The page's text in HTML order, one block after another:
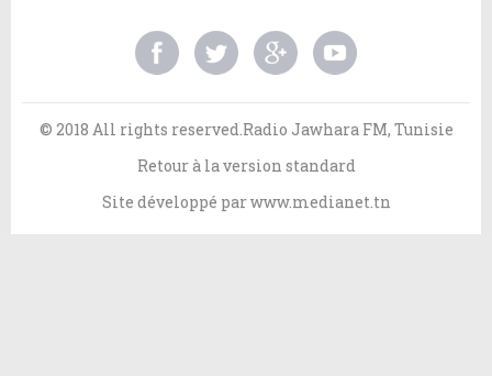
© 2018 All rights reserved.Radio Jawhara FM, Tunisie
Retour à la version standard
Site développé parwww.medianet.tn